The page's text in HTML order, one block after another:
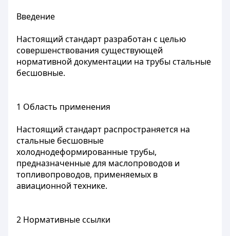
Введение
Настоящий стандарт разработан с целью
совершенствования существующей
нормативной документации на трубы стальные
бесшовные.
1 Область применения
Настоящий стандарт распространяется на
стальные бесшовные
холоднодеформированные трубы,
предназначенные для маслопроводов и
топливопроводов, применяемых в
авиационной технике.
2 Нормативные ссылки